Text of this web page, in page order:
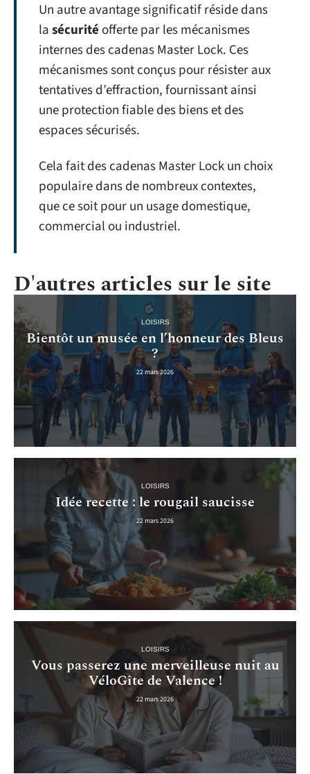
Un autre avantage significatif réside dans
lasécurité offerte par les mécanismes
internes des cadenas Master Lock. Ces
mécanismes sont conçus pour résister aux
tentatives d’effraction, fournissant ainsi
une protection fiable des biens et des
espaces sécurisés.
Cela fait des cadenas Master Lock un choix
populaire dans de nombreux contextes,
que ce soit pour un usage domestique,
commercial ou industriel.
D'autres articles sur le site
LOISIRS
Bientôt un musée en l’honneur des Bleus
?
22 mars 2026
LOISIRS
Idée recette : le rougail saucisse
22 mars 2026
LOISIRS
Vous passerez une merveilleuse nuit au
VéloGîte de Valence !
22 mars 2026